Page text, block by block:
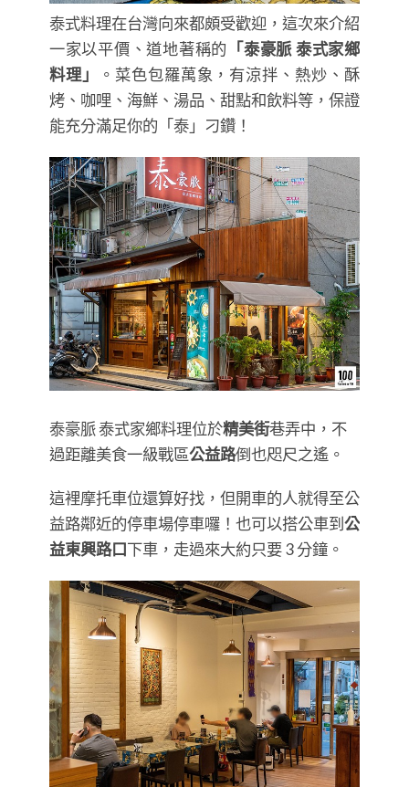
泰式料理在台灣向來都頗受歡迎，這次來介紹
一家以平價、道地著稱的
「泰豪脈 泰式家鄉
料理」
。菜色包羅萬象，有涼拌、熱炒、酥
烤、咖哩、海鮮、湯品、甜點和飲料等，保證
能充分滿足你的「泰」刁鑽！
泰豪脈 泰式家鄉料理位於精美街巷弄中，不
過距離美食一級戰區公益路倒也咫尺之遙。
這裡摩托車位還算好找，但開車的人就得至公
益路鄰近的停車場停車囉！也可以搭公車到公
益東興路口下車，走過來大約只要 3 分鐘。